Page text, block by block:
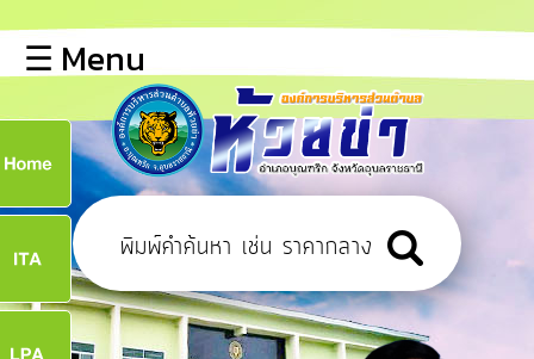
หลัก
ข้อมูล
พื้น
ฐาน
บุคลากร
ข่าว
ประชาสัมพันธ์
☰ Menu